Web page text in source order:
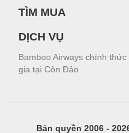
TÌM MUA
DỊCH VỤ
Bamboo Airways chính
gia tại Côn Đảo
Bản quyền 2006 -